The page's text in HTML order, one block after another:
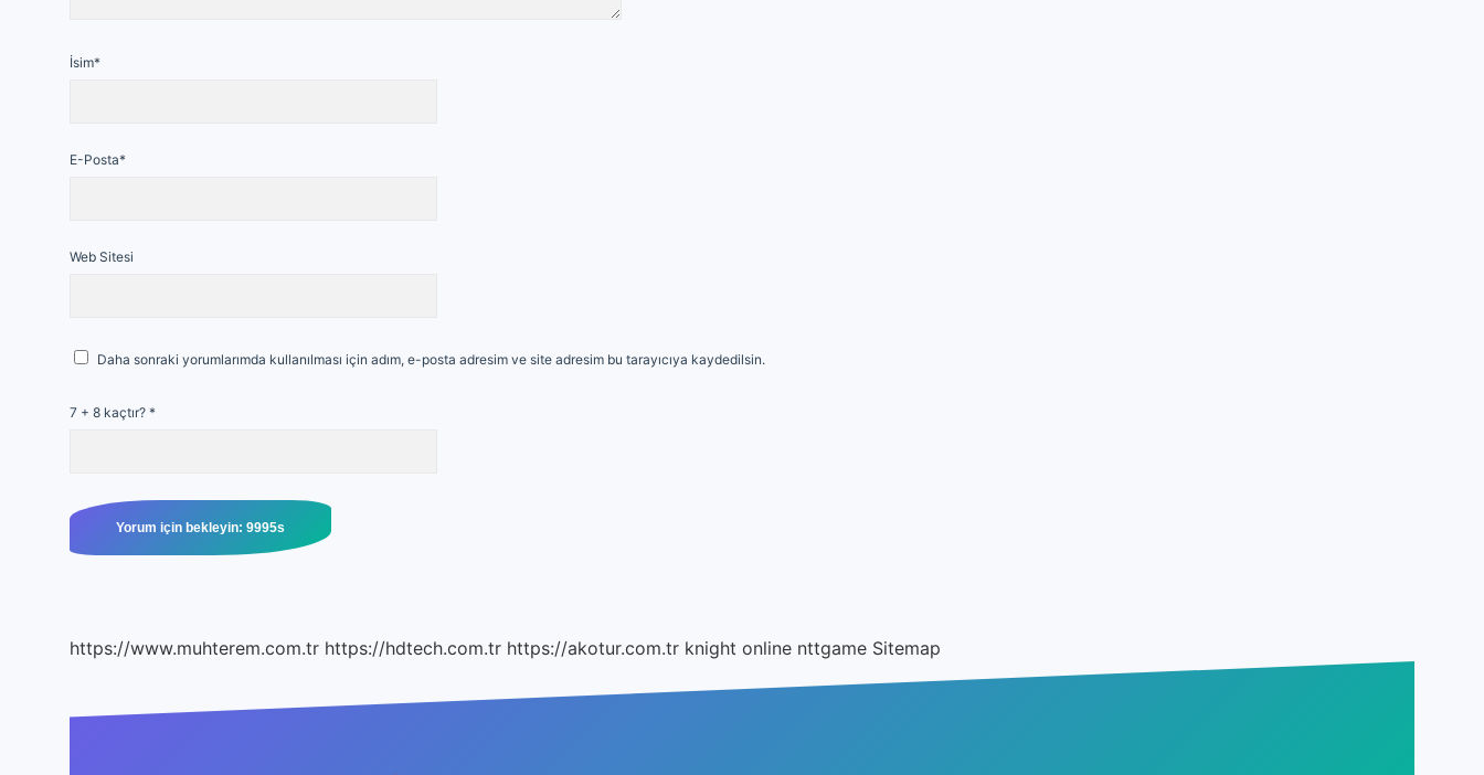
İsim*
E-Posta*
Web Sitesi
Daha sonraki yorumlarımda kullanılması için adım, e-posta adresim ve site adresim bu tarayıcıya kaydedilsin.
7 + 8 kaçtır? *
https://www.muhterem.com.tr https://hdtech.com.tr https://akotur.com.tr knight online nttgame Sitemap